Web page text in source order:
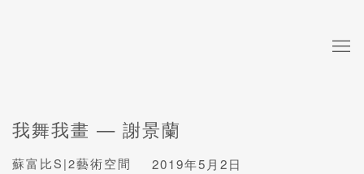
我舞我畫 — 謝景蘭
蘇富比S|2藝術空間 2019年5月2日